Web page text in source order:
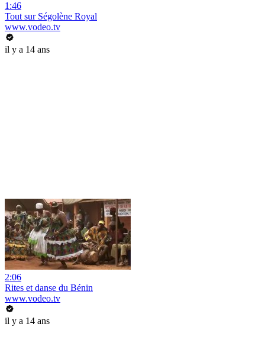
1:46
Tout sur Ségolène Royal
www.vodeo.tv
il y a 14 ans
2:06
Rites et danse du Bénin
www.vodeo.tv
il y a 14 ans